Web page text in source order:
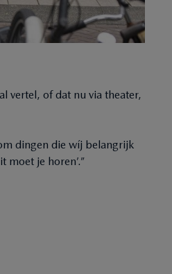
vertel, of dat nu via theater,
dingen die wíj belangrijk
moet je horen’.”